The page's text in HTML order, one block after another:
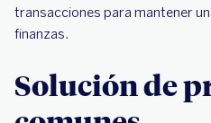
transacciones para mantener
finanzas.
Solución de